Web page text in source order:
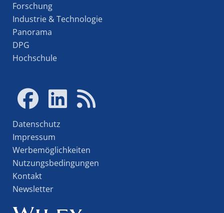
Forschung
Industrie & Technologie
Panorama
DPG
Hochschule
Datenschutz
Impressum
Werbemöglichkeiten
Nutzungsbedingungen
Kontakt
Newsletter